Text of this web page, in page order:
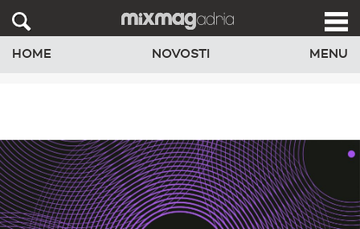
HOME NOVOSTI MENU